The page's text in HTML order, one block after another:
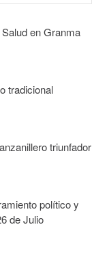
en Granma
tradicional
triunfador
político y
de Julio